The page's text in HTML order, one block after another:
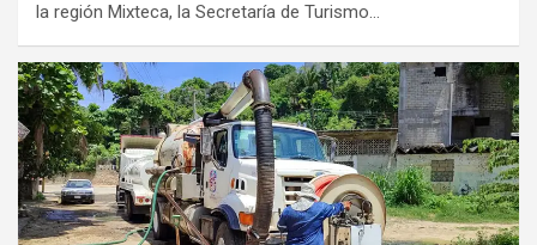
la región Mixteca, la Secretaría de Turismo…